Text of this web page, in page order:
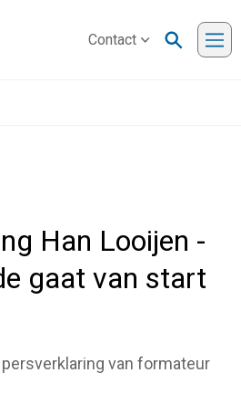
Contact
Han Looijen -
gaat van start
van formateur